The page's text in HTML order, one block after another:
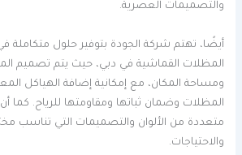
والتصميمات العصرية.
أيضًا، تهتم شركة الجودة بتوفير حلول متكاملة
المظلات القماشية في دبي، حيث يتم تصميم
ومساحة المكان، مع إمكانية إضافة الهياكل
المظلات وضمان ثباتها ومقاومتها للرياح. كما
متعددة من الألوان والتصميمات التي تناسب
والاحتياجات.